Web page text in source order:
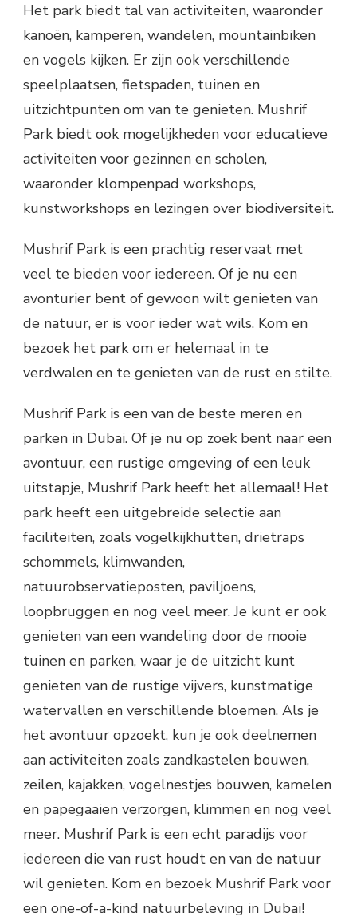
Het park biedt tal van activiteiten, waaronder
kanoën, kamperen, wandelen, mountainbiken
en vogels kijken. Er zijn ook verschillende
speelplaatsen, fietspaden, tuinen en
uitzichtpunten om van te genieten. Mushrif
Park biedt ook mogelijkheden voor educatieve
activiteiten voor gezinnen en scholen,
waaronder klompenpad workshops,
kunstworkshops en lezingen over biodiversiteit.
Mushrif Park is een prachtig reservaat met
veel te bieden voor iedereen. Of je nu een
avonturier bent of gewoon wilt genieten van
de natuur, er is voor ieder wat wils. Kom en
bezoek het park om er helemaal in te
verdwalen en te genieten van de rust en stilte.
Mushrif Park is een van de beste meren en
parken in Dubai. Of je nu op zoek bent naar een
avontuur, een rustige omgeving of een leuk
uitstapje, Mushrif Park heeft het allemaal! Het
park heeft een uitgebreide selectie aan
faciliteiten, zoals vogelkijkhutten, drietraps
schommels, klimwanden,
natuurobservatieposten, paviljoens,
loopbruggen en nog veel meer. Je kunt er ook
genieten van een wandeling door de mooie
tuinen en parken, waar je de uitzicht kunt
genieten van de rustige vijvers, kunstmatige
watervallen en verschillende bloemen. Als je
het avontuur opzoekt, kun je ook deelnemen
aan activiteiten zoals zandkastelen bouwen,
zeilen, kajakken, vogelnestjes bouwen, kamelen
en papegaaien verzorgen, klimmen en nog veel
meer. Mushrif Park is een echt paradijs voor
iedereen die van rust houdt en van de natuur
wil genieten. Kom en bezoek Mushrif Park voor
een one-of-a-kind natuurbeleving in Dubai!